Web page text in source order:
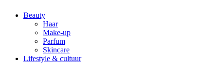
Beauty
Haar
Make-up
Parfum
Skincare
Lifestyle & cultuur